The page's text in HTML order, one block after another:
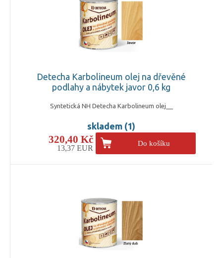
Detecha Karbolineum olej na dřevěné
podlahy a nábytek javor 0,6 kg
Syntetická NH Detecha Karbolineum olej__
skladem (1)
320,40 Kč
13,37 EUR
Do košíku